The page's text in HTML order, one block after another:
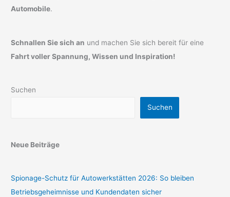
Automobile.
Schnallen Sie sich an und machen Sie sich bereit für eine
Fahrt voller Spannung, Wissen und Inspiration!
Suchen
Suchen
Neue Beiträge
Spionage-Schutz für Autowerkstätten 2026: So bleiben
Betriebsgeheimnisse und Kundendaten sicher